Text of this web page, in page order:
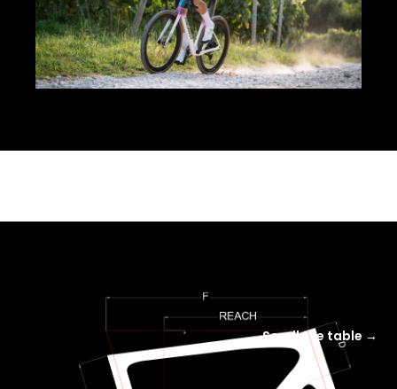
Scroll the table →